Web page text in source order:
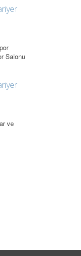
Salonu
ve